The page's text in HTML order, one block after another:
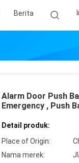
Berita
Alarm Door Push
Emergency , Push
Detail produk:
Place of Origin:
Nama merek: